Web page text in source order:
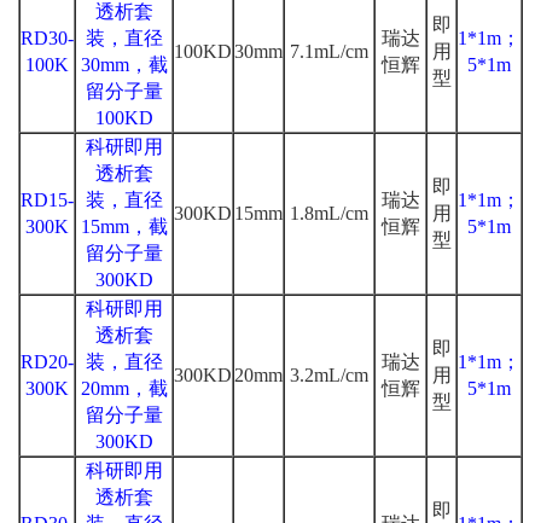
RD30-
100K
透析套
装，直径
30mm，截
留分子量
100KD
100KD30mm 7.1mL/cm
瑞达
恒辉
即
用
型
1*1m；
5*1m
RD15-
300K
科研即用
透析套
装，直径
15mm，截
留分子量
300KD
300KD 15mm 1.8mL/cm
瑞达
恒辉
即
用
型
1*1m；
5*1m
RD20-
300K
科研即用
透析套
装，直径
20mm，截
留分子量
300KD
300KD 20mm 3.2mL/cm
瑞达
恒辉
即
用
型
1*1m；
5*1m
科研即用
透析套
即